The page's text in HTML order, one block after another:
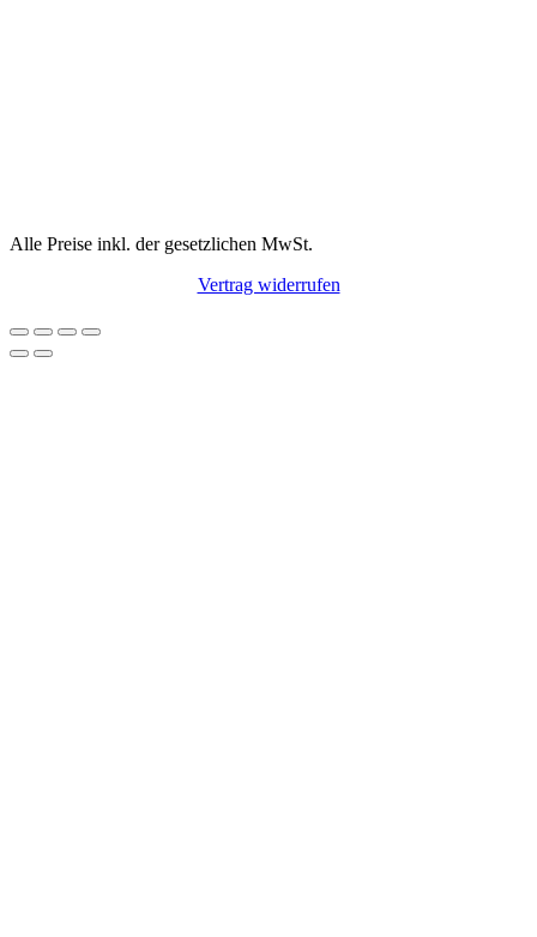
Alle Preise inkl. der gesetzlichen MwSt.
Vertrag widerrufen